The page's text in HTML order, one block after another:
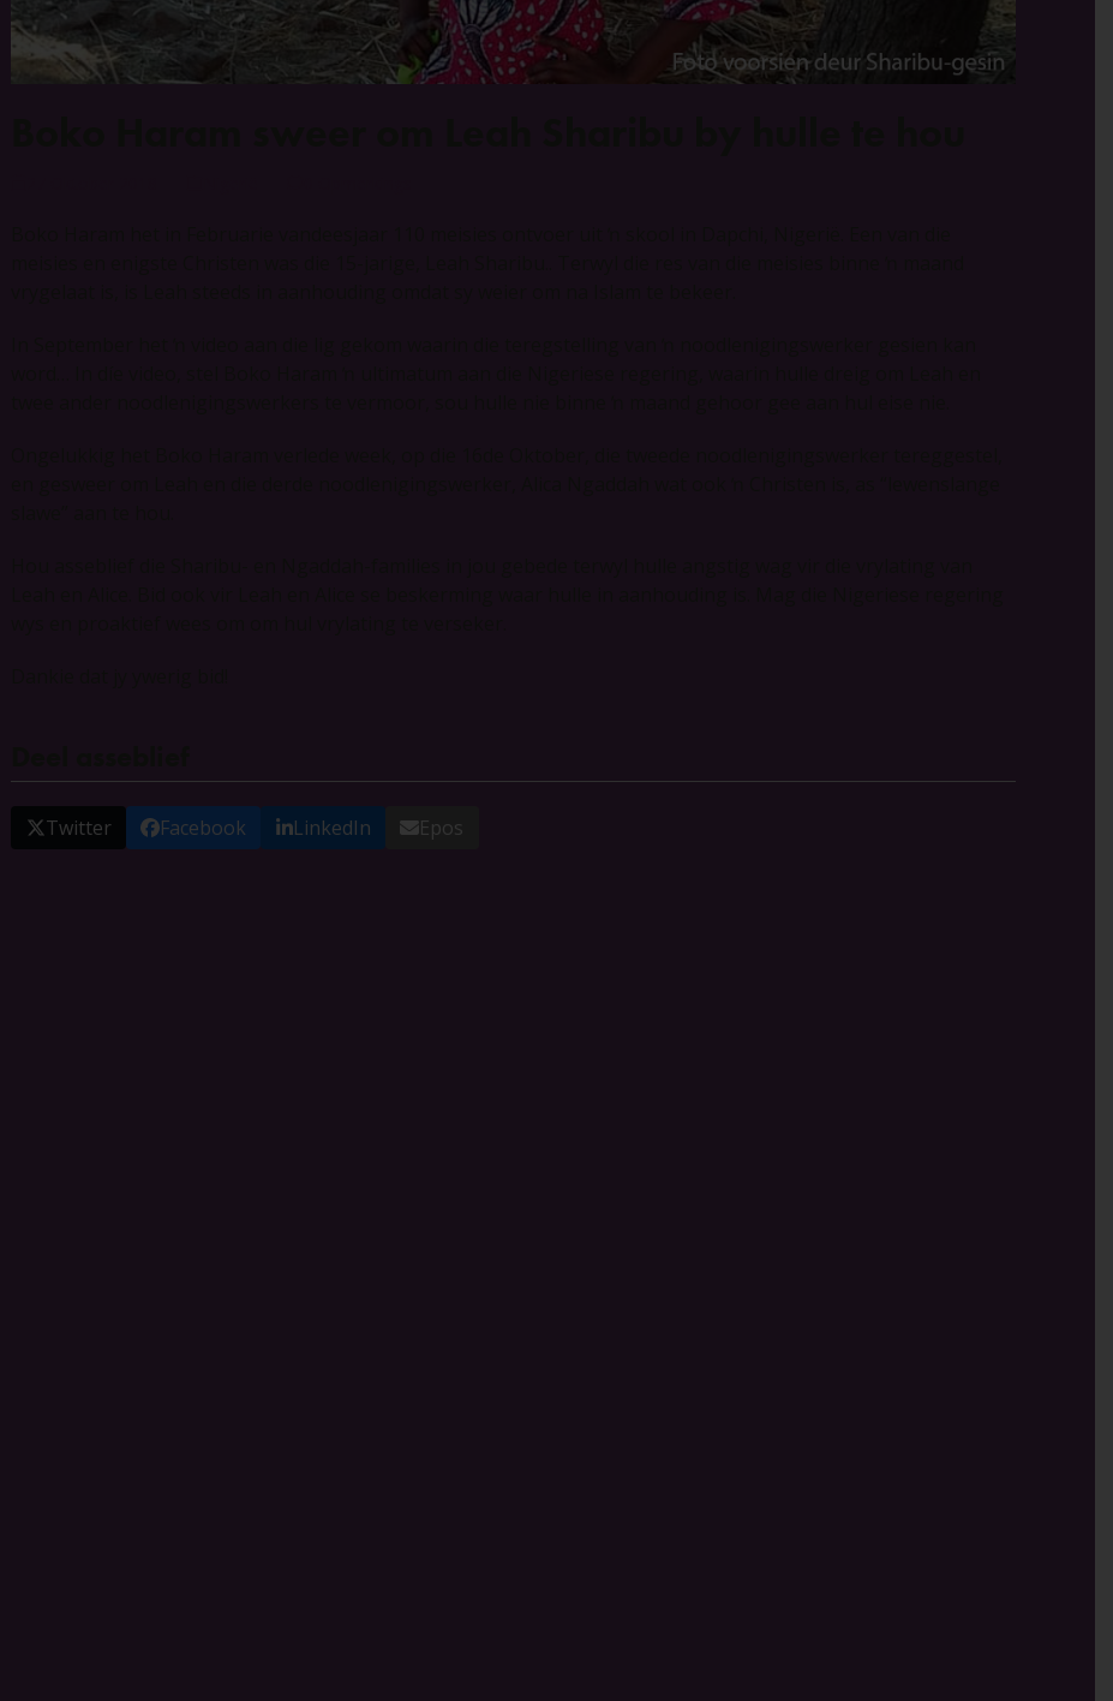
Twitter Facebook LinkedIn Epos